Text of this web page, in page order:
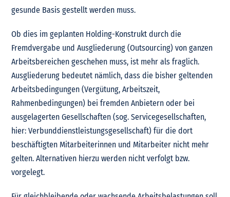
gesunde Basis gestellt werden muss.
Ob dies im geplanten Holding-Konstrukt durch die
Fremdvergabe und Ausgliederung (Outsourcing) von ganzen
Arbeitsbereichen geschehen muss, ist mehr als fraglich.
Ausgliederung bedeutet nämlich, dass die bisher geltenden
Arbeitsbedingungen (Vergütung, Arbeitszeit,
Rahmenbedingungen) bei fremden Anbietern oder bei
ausgelagerten Gesellschaften (sog. Servicegesellschaften,
hier: Verbunddienstleistungsgesellschaft) für die dort
beschäftigten Mitarbeiterinnen und Mitarbeiter nicht mehr
gelten. Alternativen hierzu werden nicht verfolgt bzw.
vorgelegt.